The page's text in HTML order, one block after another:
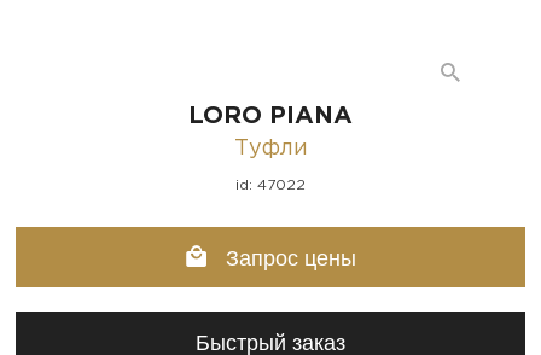
LORO PIANA
Туфли
id: 47022
Запрос цены
Быстрый заказ